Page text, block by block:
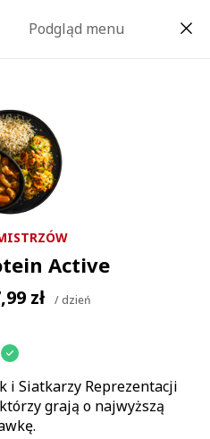
jeść zdrowo? Nie
znajdziesz dietę
potrzeb.
Podgląd menu
Active
zł / dzień
i Siatkarzy Reprezentacji
grają o najwyższą